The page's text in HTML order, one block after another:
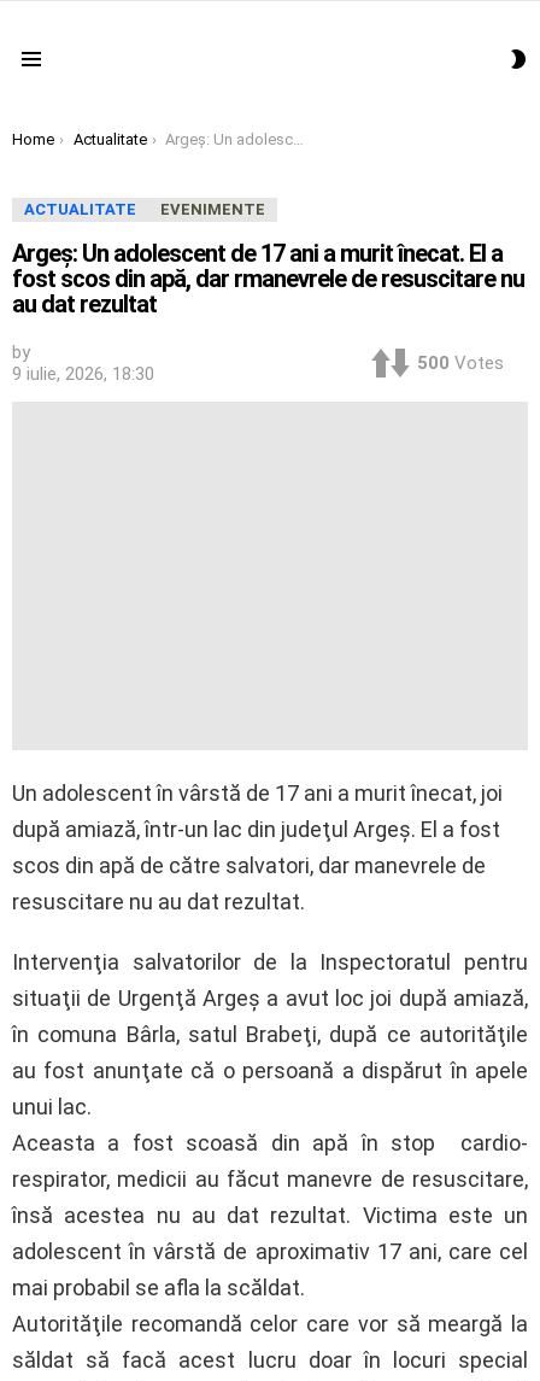
You are here:
Home Actualitate Argeş: Un adolescent de 17 ani a murit înecat. El a fost scos din apă, dar rmanevrele de resuscitare nu au dat rezultat
ACTUALITATE EVENIMENTE
Argeş: Un adolescent de 17 ani a murit înecat. El a
fost scos din apă, dar rmanevrele de resuscitare nu
au dat rezultat
by
9 iulie, 2026, 18:30
500 Votes
Un adolescent în vârstă de 17 ani a murit înecat, joi
după amiază, într-un lac din judeţul Argeş. El a fost
scos din apă de către salvatori, dar manevrele de
resuscitare nu au dat rezultat.
Intervenţia salvatorilor de la Inspectoratul pentru
situaţii de Urgenţă Argeş a avut loc joi după amiază,
în comuna Bârla, satul Brabeţi, după ce autorităţile
au fost anunţate că o persoană a dispărut în apele
unui lac.
Aceasta a fost scoasă din apă în stop cardio-
respirator, medicii au făcut manevre de resuscitare,
însă acestea nu au dat rezultat. Victima este un
adolescent în vârstă de aproximativ 17 ani, care cel
mai probabil se afla la scăldat.
Autorităţile recomandă celor care vor să meargă la
săldat să facă acest lucru doar în locuri special